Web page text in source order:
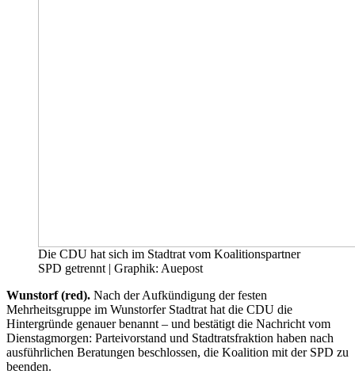
Die CDU hat sich im Stadtrat vom Koalitionspartner
SPD getrennt | Graphik: Auepost
Wunstorf (red). Nach der Aufkündigung der festen
Mehrheitsgruppe im Wunstorfer Stadtrat hat die CDU die
Hintergründe genauer benannt – und bestätigt die Nachricht vom
Dienstagmorgen: Parteivorstand und Stadtratsfraktion haben nach
ausführlichen Beratungen beschlossen, die Koalition mit der SPD zu
beenden.